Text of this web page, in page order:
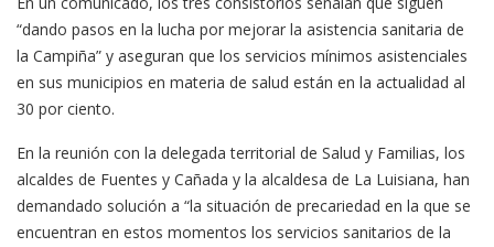
“dando pasos en la lucha por mejorar la asistencia sanitaria de
la Campiña” y aseguran que los servicios mínimos asistenciales
en sus municipios en materia de salud están en la actualidad al
30 por ciento.
En la reunión con la delegada territorial de Salud y Familias, los
alcaldes de Fuentes y Cañada y la alcaldesa de La Luisiana, han
demandado solución a “la situación de precariedad en la que se
encuentran en estos momentos los servicios sanitarios de la